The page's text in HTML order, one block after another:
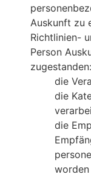
Auskunft zu
Richtlinien-
Person
zugestanden:
die
die
die